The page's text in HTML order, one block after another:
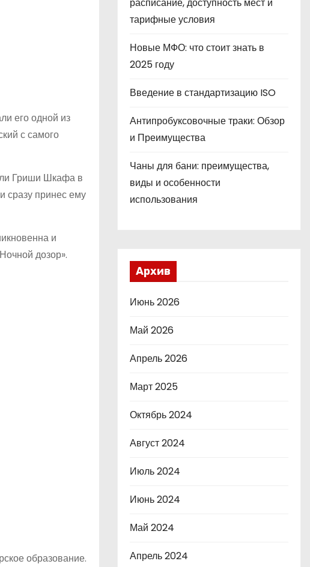
его одной из
с самого
Гриши Шкафа в
сразу принес ему
и
дозор».
образование.
тарифные условия
Новые МФО: что стоит знать в
2025 году
Введение в стандартизацию ISO
Антипробуксовочные траки: Обзор
и Преимущества
Чаны для бани: преимущества,
виды и особенности
использования
Архив
Июнь 2026
Май 2026
Апрель 2026
Март 2025
Октябрь 2024
Август 2024
Июль 2024
Июнь 2024
Май 2024
Апрель 2024